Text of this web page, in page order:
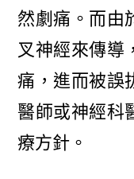
然劇痛。而由
叉神經來傳導
痛，進而被誤
醫師或神經科
療方針。